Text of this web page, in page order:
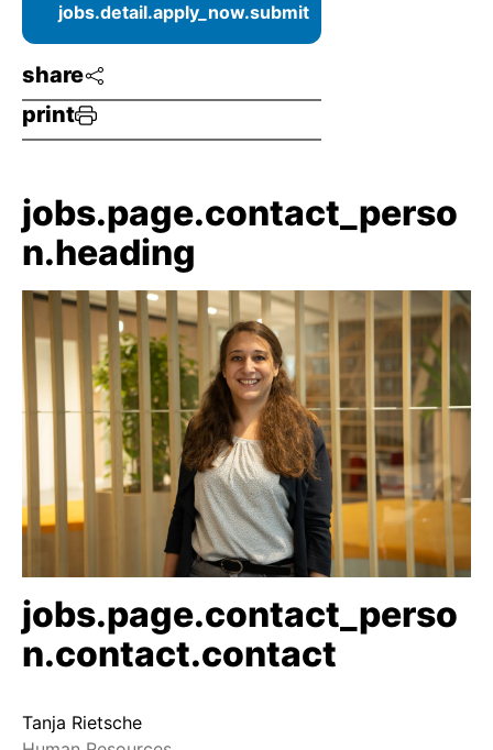
jobs.detail.apply_now.submit
share
print
jobs.page.contact_perso
n.heading
jobs.page.contact_perso
n.contact.contact
Tanja Rietsche